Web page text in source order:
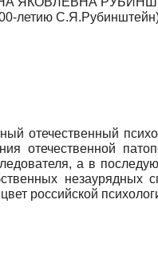
летию
отечественный
отечественной
а в
российской